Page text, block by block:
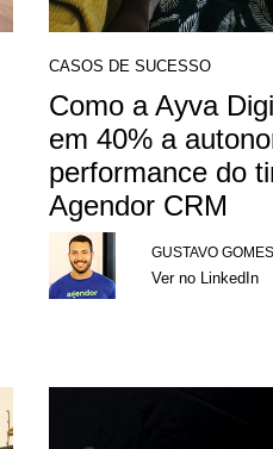
CASOS DE SUCESSO
Como a Ayva
em 40% a
performance do
Agendor CRM
GUSTAVO GOMES
Ver no LinkedIn